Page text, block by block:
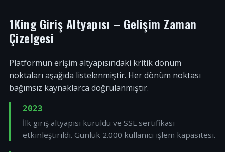
1King Giriş Altyapısı – Gelişim Zaman
Çizelgesi
Platformun erişim altyapısındaki kritik dönüm
noktaları aşağıda listelenmiştir. Her dönüm noktası
bağımsız kaynaklarca doğrulanmıştır.
2023
İlk giriş altyapısı kuruldu ve SSL sertifikası
etkinleştirildi. Günlük 2.000 kullanıcı işlem kapasitesi.